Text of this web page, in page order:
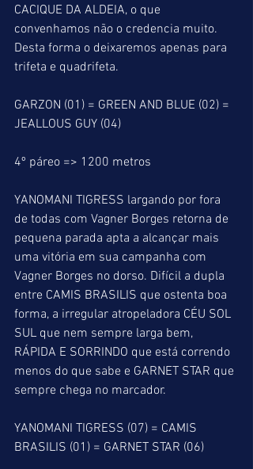
CACIQUE DA ALDEIA, o que
convenhamos não o credencia muito.
Desta forma o deixaremos apenas para
trifeta e quadrifeta.
GARZON (01) = GREEN AND BLUE (02) =
JEALLOUS GUY (04)
4º páreo => 1200 metros
YANOMANI TIGRESS largando por fora
de todas com Vagner Borges retorna de
pequena parada apta a alcançar mais
uma vitória em sua campanha com
Vagner Borges no dorso. Difícil a dupla
entre CAMIS BRASILIS que ostenta boa
forma, a irregular atropeladora CÉU SOL
SUL que nem sempre larga bem,
RÁPIDA E SORRINDO que está correndo
menos do que sabe e GARNET STAR que
sempre chega no marcador.
YANOMANI TIGRESS (07) = CAMIS
BRASILIS (01) = GARNET STAR (06)